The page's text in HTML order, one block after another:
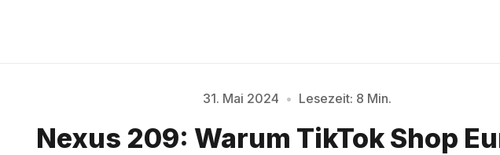
31. Mai 2024 • Lesezeit: 8 Min.
Nexus 209: Warum TikTok Shop